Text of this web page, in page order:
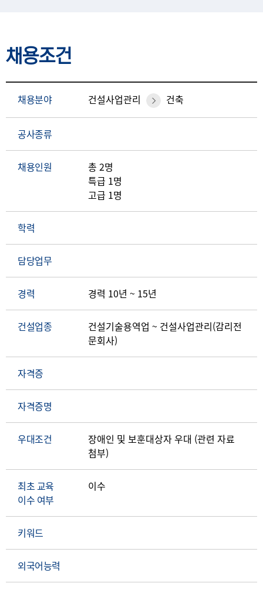
채용조건
채용분야 건설사업관리 건축
공사종류
채용인원
총 2명
특급 1명
고급 1명
학력
담당업무
경력 경력 10년 ~ 15년
건설업종
건설기술용역업 ~ 건설사업관리(감리전
문회사)
자격증
자격증명
우대조건
장애인 및 보훈대상자 우대 (관련 자료
최초 교육
이수 여부
이수
키워드
외국어능력